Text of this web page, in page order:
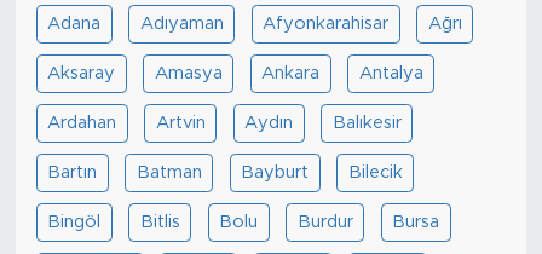
Adana Adıyaman Afyonkarahisar Ağrı
Aksaray Amasya Ankara Antalya
Ardahan Artvin Aydın Balıkesir
Bartın Batman Bayburt Bilecik
Bingöl Bitlis Bolu Burdur Bursa